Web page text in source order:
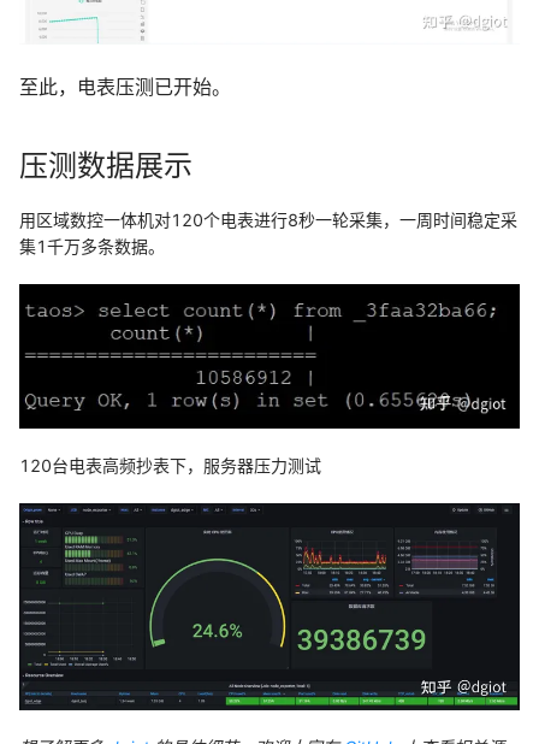
至此，电表压测已开始。
压测数据展示
用区域数控一体机对120个电表进行8秒一轮采集，一周时间稳定采
集1千万多条数据。
120台电表高频抄表下，服务器压力测试